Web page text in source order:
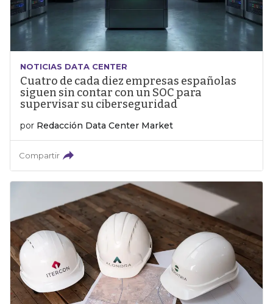
NOTICIAS DATA CENTER
Cuatro de cada diez empresas españolas
siguen sin contar con un SOC para
supervisar su ciberseguridad
por Redacción Data Center Market
Compartir